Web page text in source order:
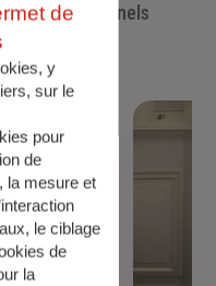
professionnels
de
y
sur le
pour
de
la mesure et
le ciblage
de
la